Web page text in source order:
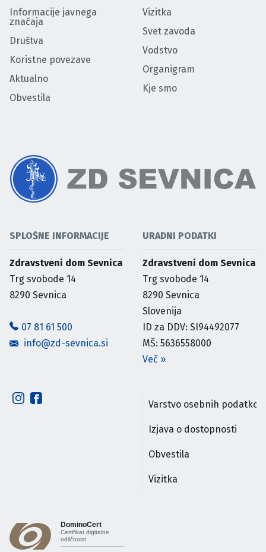
Informacije javnega
značaja
Društva
Koristne povezave
Aktualno
Obvestila
Vizitka
Svet zavoda
Vodstvo
Organigram
Kje smo
SPLOŠNE INFORMACIJE
Zdravstveni dom Sevnica
Trg svobode 14
8290 Sevnica
07 81 61 500
info@zd-sevnica.si
URADNI PODATKI
Zdravstveni dom Sevnica
Trg svobode 14
8290 Sevnica
Slovenija
ID za DDV: SI94492077
MŠ: 5636558000
Več »
Varstvo osebnih podatkov
Izjava o dostopnosti
Obvestila
Vizitka
DominoCert
Certifikat digitalne
odličnosti